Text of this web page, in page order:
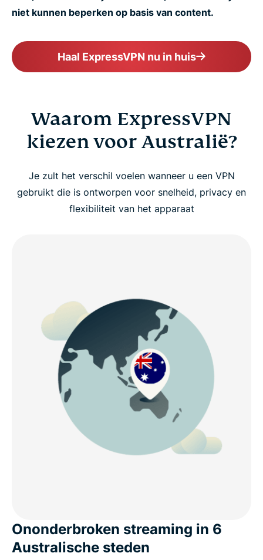
niet kunnen beperken op basis van content.
Haal ExpressVPN nu in huis
Waarom ExpressVPN
kiezen voor Australië?
Je zult het verschil voelen wanneer u een VPN
gebruikt die is ontworpen voor snelheid, privacy en
flexibiliteit van het apparaat
Ononderbroken streaming in 6
Australische steden